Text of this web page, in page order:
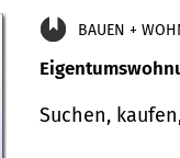
BAUEN +
Suchen,